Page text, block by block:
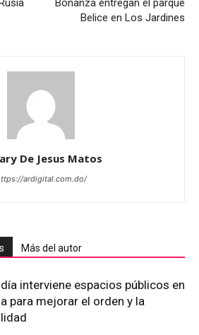
Bonanza entregan el parque
Belice en Los Jardines
De Jesus Matos
ardigital.com.do/
Más del autor
interviene espacios públicos en
para mejorar el orden y la